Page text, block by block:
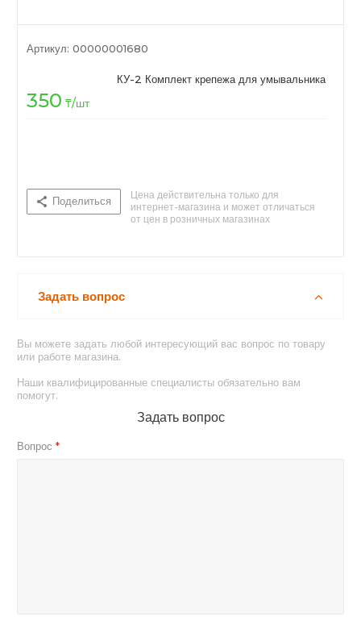
Артикул: 00000001680
КУ-2 Комплект крепежа для умывальника
350 ₸/шт
Поделиться
Цена действительна только для
интернет-магазина и может отличаться
от цен в розничных магазинах
Задать вопрос
Вы можете задать любой интересующий вас вопрос по товару
или работе магазина.
Наши квалифицированные специалисты обязательно вам
помогут.
Задать вопрос
Вопрос *